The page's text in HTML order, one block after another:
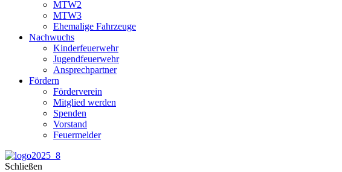
MTW2
MTW3
Ehemalige Fahrzeuge
Nachwuchs
Kinderfeuerwehr
Jugendfeuerwehr
Ansprechpartner
Fördern
Förderverein
Mitglied werden
Spenden
Vorstand
Feuermelder
Schließen